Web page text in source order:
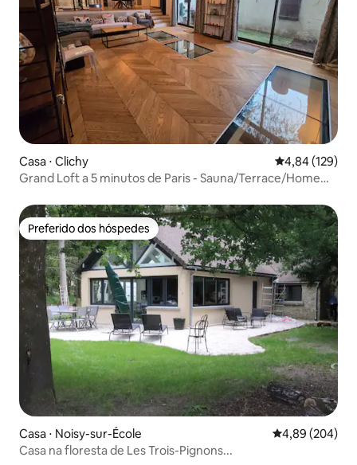
Casa ⋅ Clichy 4,84 de uma
4,84 (129)
Grand Loft a 5 minutos de Paris - Sauna/Terrace/Home
Preferido dos hóspedes
Preferido dos hóspedes
Casa ⋅ Noisy-sur-École 4,89 de uma
4,89 (204)
Casa na floresta de Les Trois-Pignons...